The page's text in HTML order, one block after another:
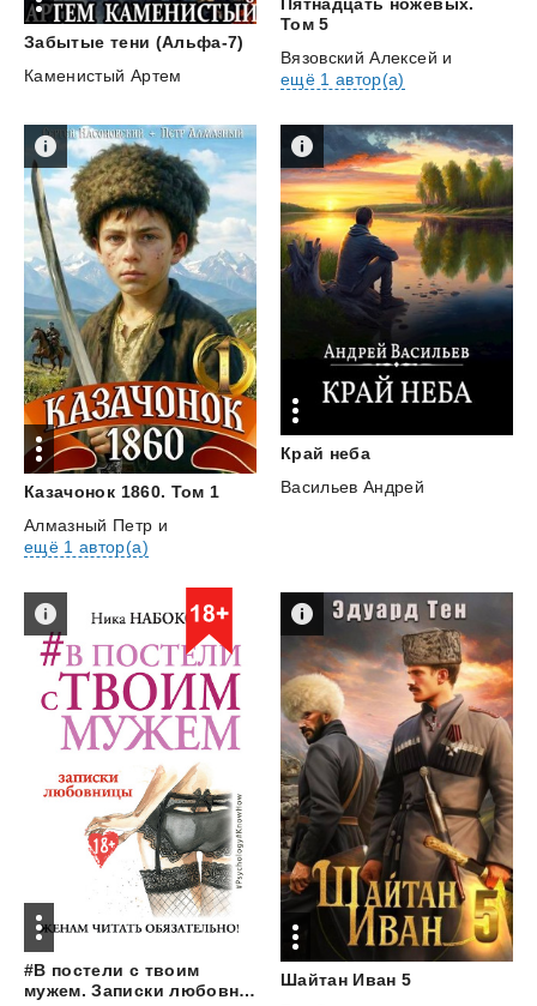
Забытые тени (Альфа-7)
Каменистый Артем
Том 5
Вязовский Алексей и
ещё 1 автор(а)
Казачонок 1860. Том 1
Алмазный Петр и
ещё 1 автор(а)
Край неба
Васильев Андрей
#В постели с твоим
мужем. Записки любовницы. Женам читать обязательно!
Шайтан Иван 5